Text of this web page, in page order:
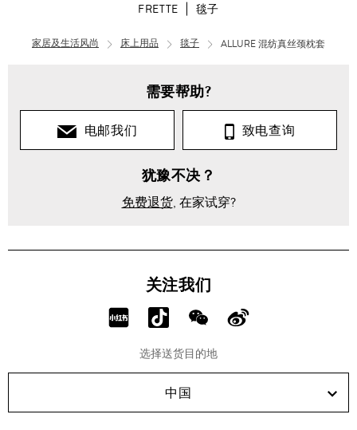
FRETTE 毯子
家居及生活风尚 床上用品 毯子 ALLURE 混纺真丝颈枕套
需要帮助?
电邮我们 致电查询
犹豫不决？
免费退货, 在家试穿?
关注我们
分
RED!
分
享
Douyin!
分
享
WeChat!
分
Weibo!
选择送货目的地
中国